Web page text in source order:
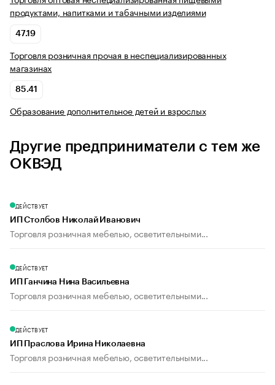
продуктами, напитками и табачными изделиями
47.19
Торговля розничная прочая в неспециализированных
магазинах
85.41
Образование дополнительное детей и взрослых
Другие предприниматели с тем же
ОКВЭД
ДЕЙСТВУЕТ
ИП Столбов Николай Иванович
Торговля розничная мебелью, осветительными...
ДЕЙСТВУЕТ
ИП Ганчина Нина Васильевна
Торговля розничная мебелью, осветительными...
ДЕЙСТВУЕТ
ИП Праслова Ирина Николаевна
Торговля розничная мебелью, осветительными...